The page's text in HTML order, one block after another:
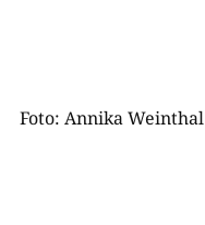
Foto: Annika Weinthal